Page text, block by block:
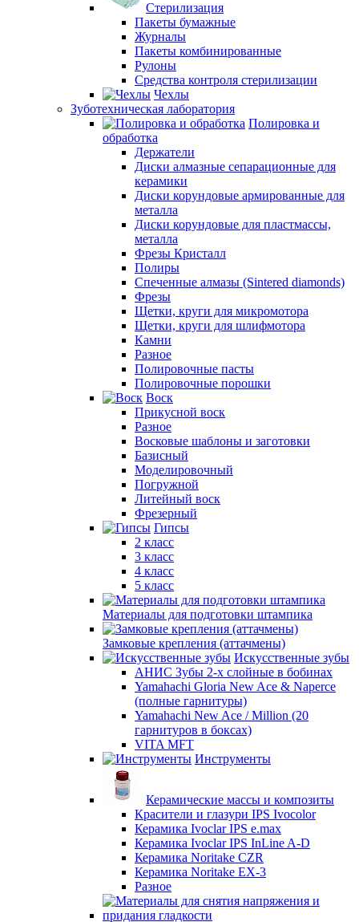
Стерилизация
Пакеты бумажные
Журналы
Пакеты комбинированные
Рулоны
Средства контроля стерилизации
Чехлы
Зуботехническая лаборатория
Полировка и
обработка
Держатели
Диски алмазные сепарационные для
керамики
Диски корундовые армированные для
металла
Диски корундовые для пластмассы,
металла
Фрезы Кристалл
Полиры
Спеченные алмазы (Sintered diamonds)
Фрезы
Щетки, круги для микромотора
Щетки, круги для шлифмотора
Камни
Разное
Полировочные пасты
Полировочные порошки
Воск
Прикусной воск
Разное
Восковые шаблоны и заготовки
Базисный
Моделировочный
Погружной
Литейный воск
Фрезерный
Гипсы
2 класс
3 класс
4 класс
5 класс
Материалы для подготовки штампика
Замковые крепления (аттачмены)
Искусственные зубы
АНИС Зубы 2-х слойные в бобинах
Yamahachi Gloria New Ace & Naperce
(полные гарнитуры)
Yamahachi New Ace / Million (20
гарнитуров в боксах)
VITA MFT
Инструменты
Керамические массы и композиты
Красители и глазури IPS Ivocolor
Керамика Ivoclar IPS e.max
Керамика Ivoclar IPS InLine A-D
Керамика Noritake CZR
Керамика Noritake EX-3
Разное